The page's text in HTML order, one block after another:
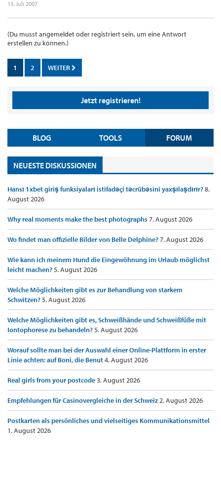
13. Juli 2007
(Du musst angemeldet oder registriert sein, um eine Antwort
erstellen zu können.)
1 2 WEITER
Jetzt registrieren!
BLOG TOOLS FORUM
NEUESTE DISKUSSIONEN
Hansı 1xbet giriş funksiyaları istifadəçi təcrübəsini yaxşılaşdırır?8.
August 2026
Why real moments make the best photographs7. August 2026
Wo findet man offizielle Bilder von Belle Delphine?7. August 2026
Wie kann ich meinem Hund die Eingewöhnung im Urlaub möglichst
leicht machen?5. August 2026
Welche Möglichkeiten gibt es zur Behandlung von starkem
Schwitzen?5. August 2026
Welche Möglichkeiten gibt es, Schweißhände und Schweißfüße mit
Iontophorese zu behandeln?5. August 2026
Worauf sollte man bei der Auswahl einer Online-Plattform in erster
Linie achten: auf Boni, die Benut4. August 2026
Real girls from your postcode3. August 2026
Empfehlungen für Casinovergleiche in der Schweiz2. August 2026
Postkarten als persönliches und vielseitiges Kommunikationsmittel
1. August 2026